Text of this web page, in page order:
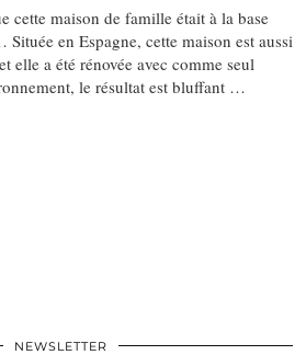
cette maison de famille était à la base
en Espagne, cette maison est aussi
elle a été rénovée avec comme seul
le résultat est bluffant …
NEWSLETTER